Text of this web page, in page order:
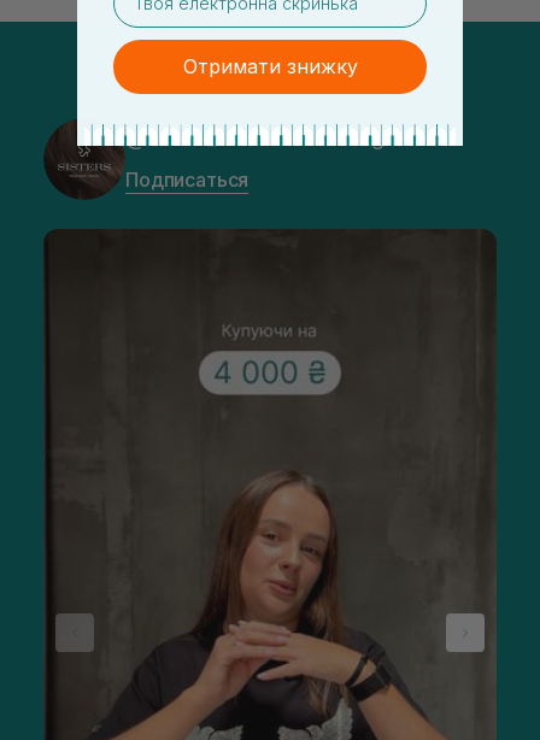
@sisters_stelmakh в Instagram
Подписаться
Отримати знижку